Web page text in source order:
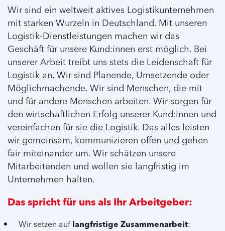
Wir sind ein weltweit aktives Logistikunternehmen
mit starken Wurzeln in Deutschland. Mit unseren
Logistik-Dienstleistungen machen wir das
Geschäft für unsere Kund:innen erst möglich. Bei
unserer Arbeit treibt uns stets die Leidenschaft für
Logistik an. Wir sind Planende, Umsetzende oder
Möglichmachende. Wir sind Menschen, die mit
und für andere Menschen arbeiten. Wir sorgen für
den wirtschaftlichen Erfolg unserer Kund:innen und
vereinfachen für sie die Logistik. Das alles leisten
wir gemeinsam, kommunizieren offen und gehen
fair miteinander um. Wir schätzen unsere
Mitarbeitenden und wollen sie langfristig im
Unternehmen halten.
Das spricht für uns als Ihr Arbeitgeber:
Wir setzen auf langfristige Zusammenarbeit: